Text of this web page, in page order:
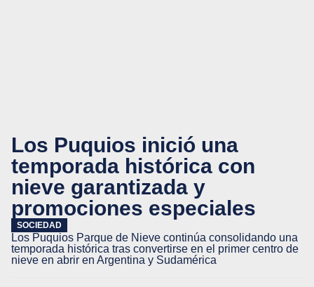
Los Puquios inició una
temporada histórica con
nieve garantizada y
promociones especiales
SOCIEDAD
Los Puquios Parque de Nieve continúa consolidando una
temporada histórica tras convertirse en el primer centro de
nieve en abrir en Argentina y Sudamérica